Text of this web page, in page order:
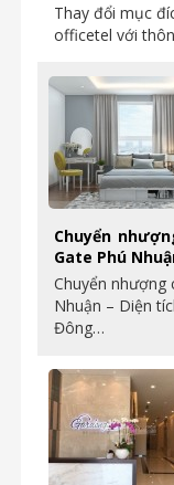
Thay đổi mục
officetel với
Chuyển
Gate Phú
Chuyển nhượng
Nhuận – Diện
Đông…